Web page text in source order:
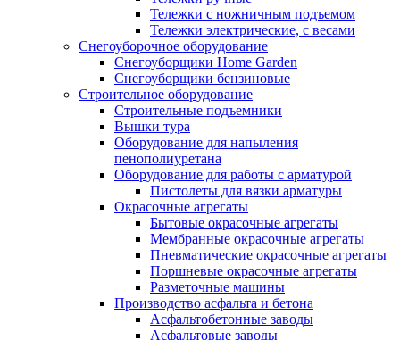
Тележки с ножничным подъемом
Тележки электрические, с весами
Снегоуборочное оборудование
Снегоуборщики Home Garden
Снегоуборщики бензиновые
Строительное оборудование
Cтроительные подъемники
Вышки тура
Оборудование для напыления
пенополиуретана
Оборудование для работы с арматурой
Пистолеты для вязки арматуры
Окрасочные агрегаты
Бытовые окрасочные агрегаты
Мембранные окрасочные агрегаты
Пневматические окрасочные агрегаты
Поршневые окрасочные агрегаты
Разметочные машины
Производство асфальта и бетона
Асфальтобетонные заводы
Асфальтовые заводы